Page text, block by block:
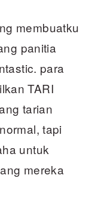
membuatku
panitia
para
TARI
tarian
tapi
untuk
mereka